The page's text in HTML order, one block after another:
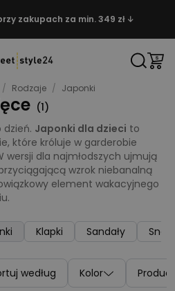
zakupach za min. 349 zł ↓
/ Rodzaje / Japonki
(1)
dzień. Japonki dla dzieci to
które króluje w garderobie
wersji dla najmłodszych ujmują
wzrok niebanalną
element wakacyjnego
Klapki Sandały
według Kolor